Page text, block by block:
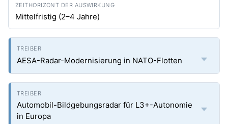
Mittelfristig (2–4 Jahre)
AESA-Radar-Modernisierung in NATO-Flotten
Automobil-Bildgebungsradar für L3+-Autonomie
in Europa